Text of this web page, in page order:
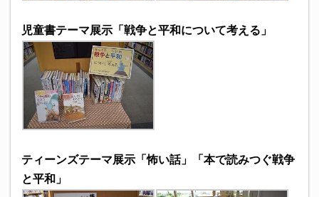
児童書テーマ展示「戦争と平和について考える」
ティーンズテーマ展示「怖い話」「本で読みつぐ戦争
と平和」